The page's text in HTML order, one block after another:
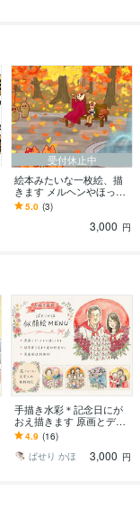
受付休止中
絵本みたいな一枚絵、描
きます メルヘンやほっこ
りしたイラストを描かせ
てください♪
5.0 (3)
3,000 円
手描き水彩＊記念日にが
おえ描きます 原画とデー
タお渡し！祝いの贈り物
にピッタリです♪
4.9 (16)
ぱせり かほ
3,000 円